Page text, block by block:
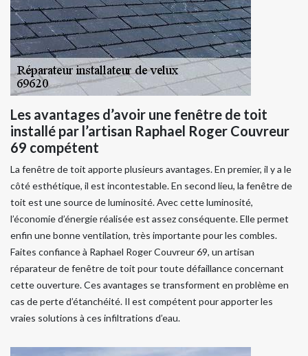
Les avantages d’avoir une fenêtre de toit
installé par l’artisan Raphael Roger Couvreur
69 compétent
La fenêtre de toit apporte plusieurs avantages. En premier, il y a le
côté esthétique, il est incontestable. En second lieu, la fenêtre de
toit est une source de luminosité. Avec cette luminosité,
l’économie d’énergie réalisée est assez conséquente. Elle permet
enfin une bonne ventilation, très importante pour les combles.
Faites confiance à Raphael Roger Couvreur 69, un artisan
réparateur de fenêtre de toit pour toute défaillance concernant
cette ouverture. Ces avantages se transforment en problème en
cas de perte d’étanchéité. Il est compétent pour apporter les
vraies solutions à ces infiltrations d’eau.